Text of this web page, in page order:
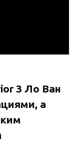
3 Ло Ван
а